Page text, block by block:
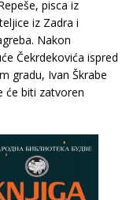
pisca iz
iz Zadra i
Nakon
Čekrdekovića ispred
gradu, Ivan Škrabe
će biti zatvoren